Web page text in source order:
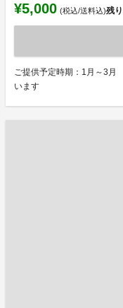
¥5,000 (税込/送料込)残り
ご提供予定時期：1月～3
います